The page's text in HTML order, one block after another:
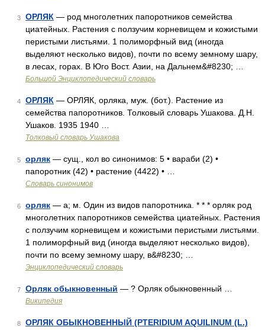
3 ОРЛЯК — род многолетних папоротников семейства
циатейных. Растения с ползучим корневищем и кожистыми
перистыми листьями. 1 полиморфный вид (иногда
выделяют несколько видов), почти по всему земному шару,
в лесах, горах. В Юго Вост. Азии, на Дальнем&#8230; …
Большой Энциклопедический словарь
4 ОРЛЯК — ОРЛЯК, орляка, муж. (бот.). Растение из
семейства папоротников. Толковый словарь Ушакова. Д.Н.
Ушаков. 1935 1940 …
Толковый словарь Ушакова
5 орляк — сущ., кол во синонимов: 5 • вараби (2) •
папоротник (42) • растение (4422) • …
Словарь синонимов
6 орляк — а; м. Один из видов папоротника. * * * орляк род
многолетних папоротников семейства циатейных. Растения
с ползучим корневищем и кожистыми перистыми листьями.
1 полиморфный вид (иногда выделяют несколько видов),
почти по всему земному шару, в&#8230; …
Энциклопедический словарь
7 Орляк обыкновенный — ? Орляк обыкновенный …
Википедия
8
ОРЛЯК ОБЫКНОВЕННЫЙ (PTERIDIUM AQUILINUM (L.)